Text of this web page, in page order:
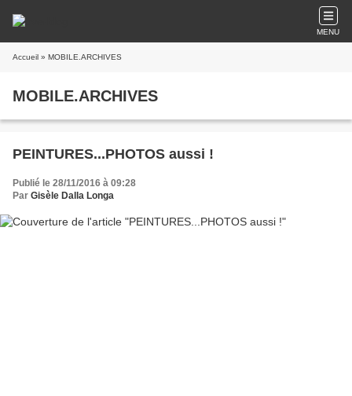
MENU
Accueil » MOBILE.ARCHIVES
MOBILE.ARCHIVES
PEINTURES...PHOTOS aussi !
Publié le 28/11/2016 à 09:28
Par Gisèle Dalla Longa